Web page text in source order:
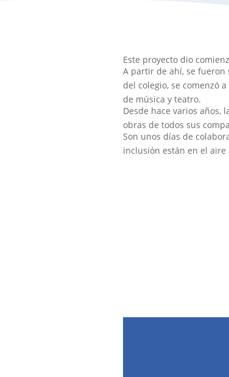
Este proyecto dio
A partir de ahí, se fueron
del colegio, se comenzó
de música y teatro.
Desde hace varios años,
obras de todos sus
Son unos días de
inclusión están en el